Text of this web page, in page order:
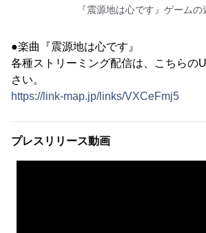
『震源地は心です』ゲームの
●楽曲『震源地は心です』
各種ストリーミング配信は、こちらの
さい。
https://link-map.jp/links/VXCeFmj5
プレスリリース動画